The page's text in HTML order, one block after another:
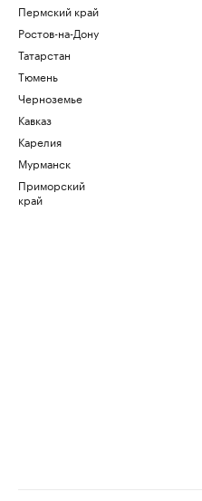
Пермский край
Ростов-на-Дону
Татарстан
Тюмень
Черноземье
Кавказ
Карелия
Мурманск
Приморский
край